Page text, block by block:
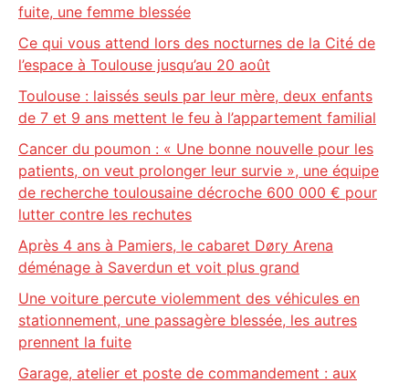
fuite, une femme blessée
Ce qui vous attend lors des nocturnes de la Cité de
l’espace à Toulouse jusqu’au 20 août
Toulouse : laissés seuls par leur mère, deux enfants
de 7 et 9 ans mettent le feu à l’appartement familial
Cancer du poumon : « Une bonne nouvelle pour les
patients, on veut prolonger leur survie », une équipe
de recherche toulousaine décroche 600 000 € pour
lutter contre les rechutes
Après 4 ans à Pamiers, le cabaret Døry Arena
déménage à Saverdun et voit plus grand
Une voiture percute violemment des véhicules en
stationnement, une passagère blessée, les autres
prennent la fuite
Garage, atelier et poste de commandement : aux